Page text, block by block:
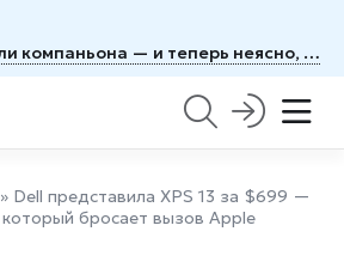
У Бетельгейзе нашли компаньона — и теперь неясно, когда рванёт
» Dell представила XPS 13 за $699 —
бросает вызов Apple